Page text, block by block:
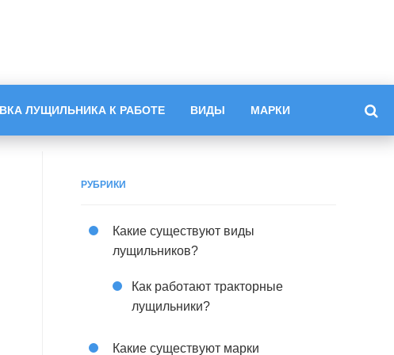
ЛУЩИЛЬНИКА К РАБОТЕ ВИДЫ МАРКИ
РУБРИКИ
Какие существуют виды
лущильников?
Как работают тракторные
лущильники?
Какие существуют марки